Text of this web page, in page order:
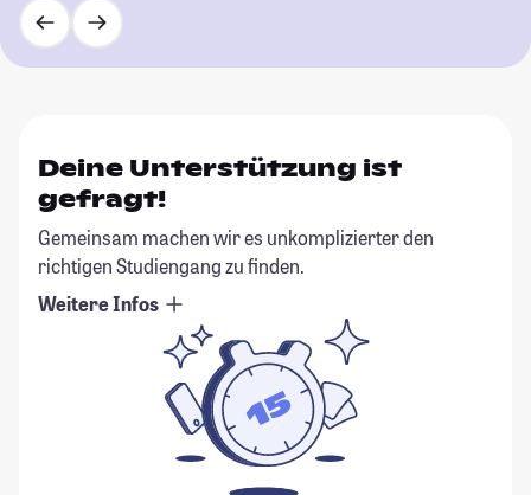
Deine Unterstützung ist
gefragt!
Gemeinsam machen wir es unkomplizierter den
richtigen Studiengang zu finden.
Weitere Infos